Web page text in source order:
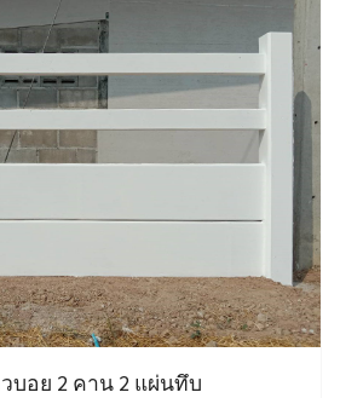
วบอย 2 คาน 2 แผ่นทึบ